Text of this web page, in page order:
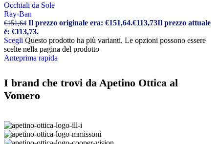
Occhiali da Sole
Ray-Ban
€151,64 Il prezzo originale era: €151,64.€113,73Il prezzo attuale
è: €113,73.
Scegli Questo prodotto ha più varianti. Le opzioni possono essere
scelte nella pagina del prodotto
Anteprima rapida
I brand che trovi da Apetino Ottica al
Vomero